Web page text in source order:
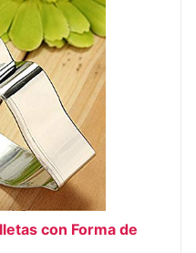
con Forma de